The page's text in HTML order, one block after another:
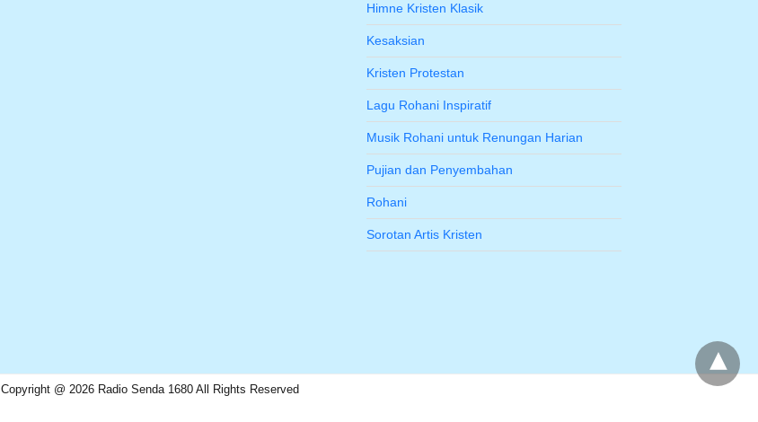
Himne Kristen Klasik
Kesaksian
Kristen Protestan
Lagu Rohani Inspiratif
Musik Rohani untuk Renungan Harian
Pujian dan Penyembahan
Rohani
Sorotan Artis Kristen
Copyright @ 2026 Radio Senda 1680 All Rights Reserved